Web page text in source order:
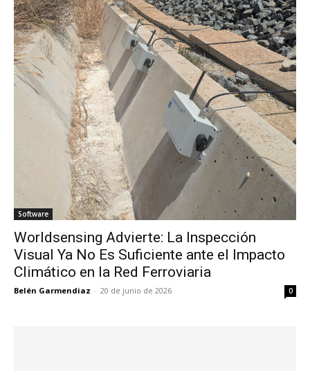
Software
Worldsensing Advierte: La Inspección
Visual Ya No Es Suficiente ante el Impacto
Climático en la Red Ferroviaria
Belén Garmendiaz - 20 de junio de 2026 0